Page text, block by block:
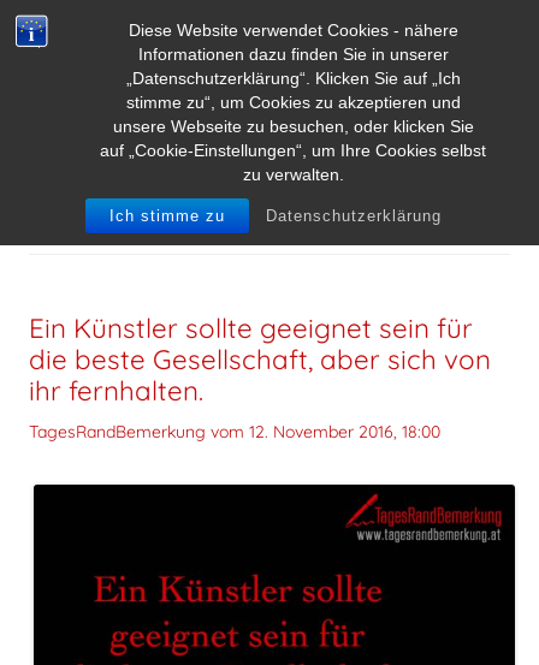
Diese Website verwendet Cookies - nähere
Informationen dazu finden Sie in unserer
„Datenschutzerklärung“. Klicken Sie auf „Ich
stimme zu“, um Cookies zu akzeptieren und
unsere Webseite zu besuchen, oder klicken Sie
auf „Cookie-Einstellungen“, um Ihre Cookies selbst
zu verwalten.
Ich stimme zu Datenschutzerklärung
SCHLAGWORT-ARCHIVE:JOHN RUSKIN
Ein Künstler sollte geeignet sein für
die beste Gesellschaft, aber sich von
ihr fernhalten.
TagesRandBemerkung vom 12. November 2016, 18:00